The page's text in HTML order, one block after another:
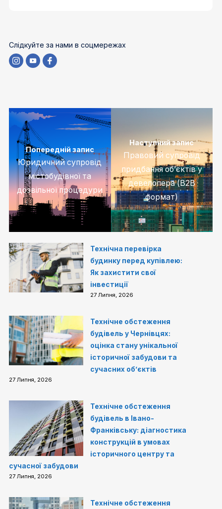
Слідкуйте за нами в соцмережах
Попередній запис
Юридичний супровід
містобудівної та
дозвільної процедури
Наступний запис
Правовий супровід
придбання об’єктів у
девелопера (B2B
формат)
Технічна перевірка
будинку перед купівлею:
Як захистити свої
інвестиції
27 Липня, 2026
Технічне обстеження
будівель у Чернівцях:
оцінка стану унікальної
історичної забудови та
сучасних об’єктів
27 Липня, 2026
Технічне обстеження
будівель в Івано-
Франківську: діагностика
конструкцій в умовах
історичного центру та
сучасної забудови
27 Липня, 2026
Технічне обстеження